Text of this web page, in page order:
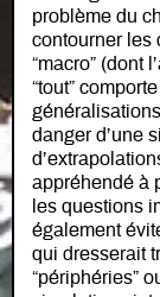
problème du
contourner les
“macro” (dont
“tout”
danger d’une
appréhendé à
les questions
également
qui dresserait
“périphéries”